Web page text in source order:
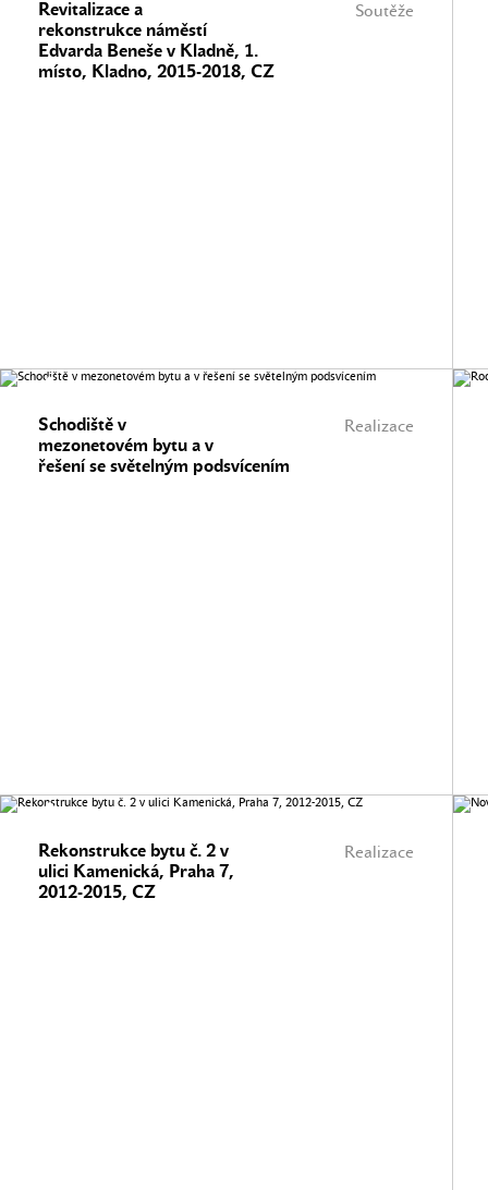
Soutěže
Revitalizace a
rekonstrukce náměstí
Edvarda Beneše v Kladně, 1.
místo, Kladno, 2015-2018, CZ
Realizace
Schodiště v
mezonetovém bytu a v
řešení se světelným podsvícením
Realizace
Rekonstrukce bytu č. 2 v
ulici Kamenická, Praha 7,
2012-2015, CZ